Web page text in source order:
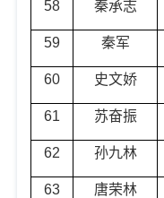
58 秦承志
59 秦军
60 史文娇
61 苏奋振
62 孙九林
63 唐荣林